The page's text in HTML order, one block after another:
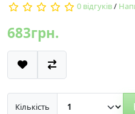
0 відгуків/
683грн.
Кількість